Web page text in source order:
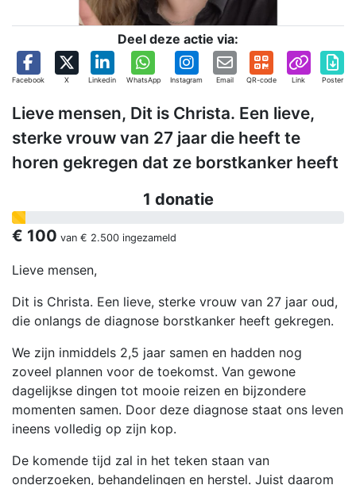
Deel deze actie via:
Facebook X Linkedin WhatsApp Instagram Email QR-code Link Poster
Lieve mensen, Dit is Christa. Een lieve,
sterke vrouw van 27 jaar die heeft te
horen gekregen dat ze borstkanker heeft
1 donatie
€ 100 van € 2.500 ingezameld
Lieve mensen,
Dit is Christa. Een lieve, sterke vrouw van 27 jaar oud,
die onlangs de diagnose borstkanker heeft gekregen.
We zijn inmiddels 2,5 jaar samen en hadden nog
zoveel plannen voor de toekomst. Van gewone
dagelijkse dingen tot mooie reizen en bijzondere
momenten samen. Door deze diagnose staat ons leven
ineens volledig op zijn kop.
De komende tijd zal in het teken staan van
onderzoeken, behandelingen en herstel. Juist daarom